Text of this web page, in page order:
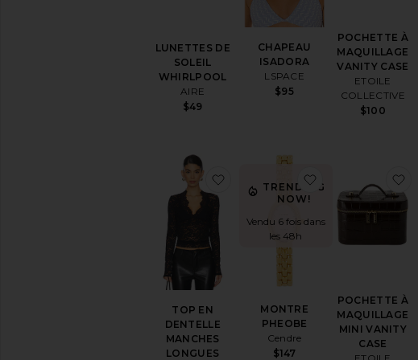
LUNETTES DE
SOLEIL
WHIRLPOOL
AIRE
$49
CHAPEAU
ISADORA
LSPACE
$95
POCHETTE À
MAQUILLAGE
VANITY CASE
ETOILE
COLLECTIVE
$100
TOP EN
DENTELLE
MANCHES
LONGUES
ajouter aux préférésTOP EN
TRENDING
NOW!
Vendu 6 fois dans
les 48h
MONTRE
PHEOBE
Cendre
$147
ajouter aux
POCHETTE À
MAQUILLAGE
MINI VANITY
CASE